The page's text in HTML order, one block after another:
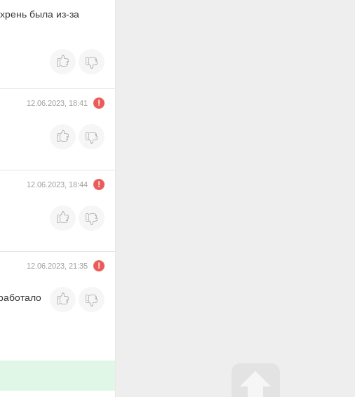
была из-за
12.06.2023, 18:41
12.06.2023, 18:44
12.06.2023, 21:35